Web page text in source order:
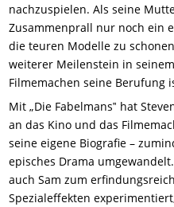
nachzuspielen. Als seine
Zusammenprall nur noch ein
die teuren Modelle zu
weiterer Meilenstein in
Filmemachen seine Berufung
Mit „Die Fabelmans‟ hat
an das Kino und das
seine eigene Biografie –
episches Drama
auch Sam zum
Spezialeffekten